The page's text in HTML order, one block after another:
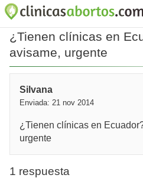
¿Tienen clínicas en
avisame, urgente
Silvana
Enviada: 21 nov 2014
¿Tienen clínicas en
urgente
1 respuesta